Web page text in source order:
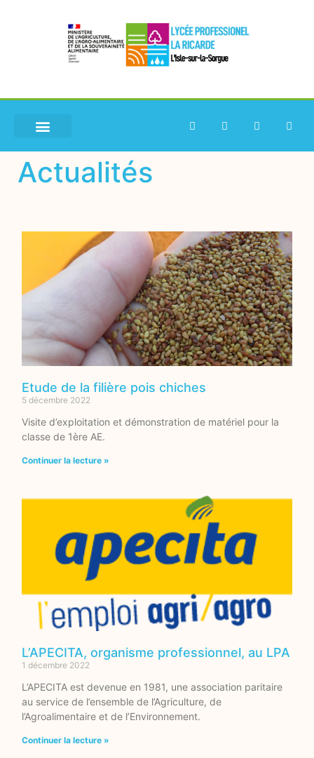
Actualités
Etude de la filière pois chiches
5 décembre 2022
Visite d’exploitation et démonstration de matériel pour la
classe de 1ère AE.
Continuer la lecture »
L’APECITA, organisme professionnel, au LPA
1 décembre 2022
L’APECITA est devenue en 1981, une association paritaire
au service de l’ensemble de l’Agriculture, de
l’Agroalimentaire et de l’Environnement.
Continuer la lecture »